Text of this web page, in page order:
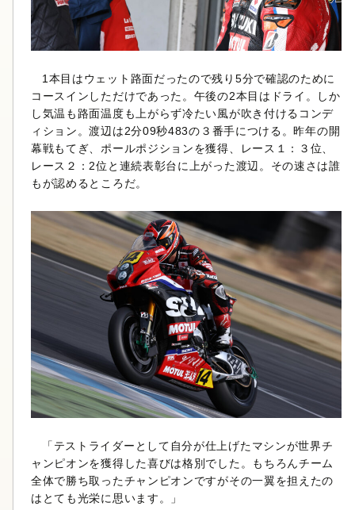
1本目はウェット路面だったので残り5分で確認のために
コースインしただけであった。午後の2本目はドライ。しか
し気温も路面温度も上がらず冷たい風が吹き付けるコンデ
ィション。渡辺は2分09秒483の３番手につける。昨年の開
幕戦もてぎ、ポールポジションを獲得、レース１：３位、
レース２：2位と連続表彰台に上がった渡辺。その速さは誰
もが認めるところだ。
「テストライダーとして自分が仕上げたマシンが世界チ
ャンピオンを獲得した喜びは格別でした。もちろんチーム
全体で勝ち取ったチャンピオンですがその一翼を担えたの
はとても光栄に思います。」